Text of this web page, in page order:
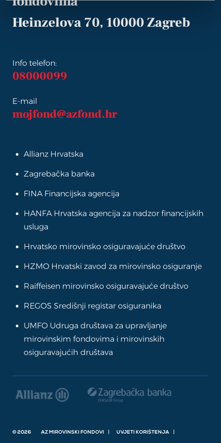
Heinzelova 70, 10000 Zagreb
Info telefon:
08000099
E-mail
mojfond@azfond.hr
Allianz Hrvatska
Zagrebačka banka
FINA Financijska agencija
HANFA Hrvatska agencija za nadzor financijskih
usluga
Hrvatsko mirovinsko osiguravajuće društvo
HZMO Hrvatski zavod za mirovinsko osiguranje
Raiffeisen mirovinsko osiguravajuće društvo
REGOS Središnji registar osiguranika
UMFO Udruga društava za upravljanje
mirovinskim fondovima i mirovinskih
osiguravajućih društava
© 2026 AZ MIROVINSKI FONDOVI UVJETI KORIŠTENJA